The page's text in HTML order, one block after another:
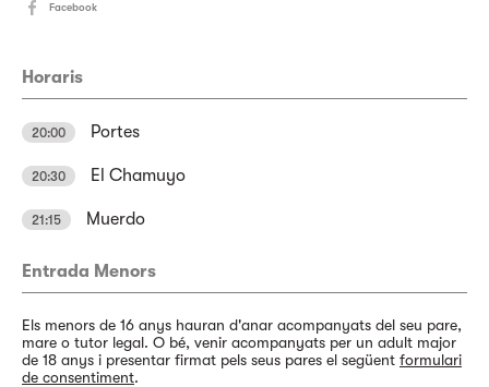
Facebook
Horaris
20:00 Portes
20:30 El Chamuyo
21:15 Muerdo
Entrada Menors
Els menors de 16 anys hauran d'anar acompanyats del seu pare,
mare o tutor legal. O bé, venir acompanyats per un adult major
de 18 anys i presentar firmat pels seus pares el següent formulari
de consentiment.